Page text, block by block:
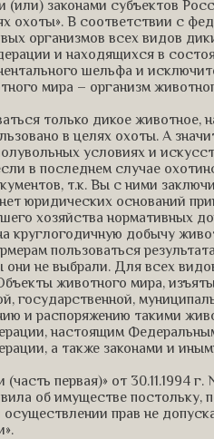
законами субъектов
охоты». В соответствии с
организмов всех видов
и находящихся в
шельфа и
мира – организм
только дикое животное,
в целях охоты. А
условиях и
в последнем случае
т.к. Вы с ними
юридических оснований
хозяйства нормативных
круглогодичную добычу
пользоваться
не выбрали. Для всех
животного мира,
государственной,
и распоряжению такими
настоящим
а также законами и
первая)» от 30.11.1994
об имуществе постольку,
прав не